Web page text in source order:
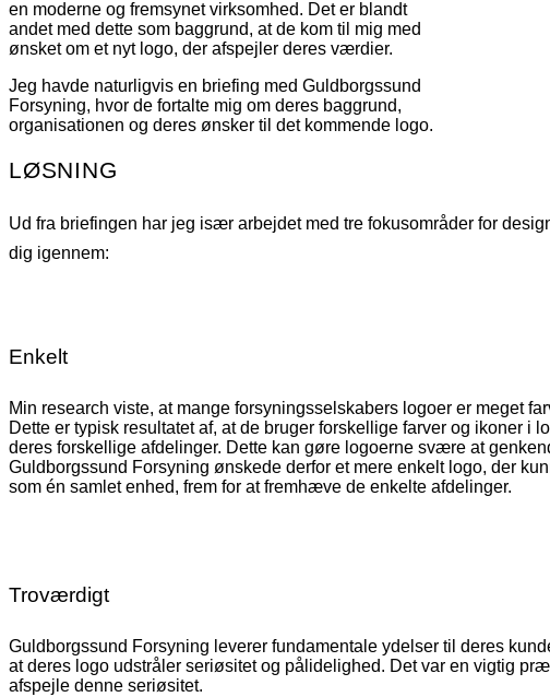
en moderne og fremsynet virksomhed. Det er blandt
andet med dette som baggrund, at de kom til mig med
ønsket om et nyt logo, der afspejler deres værdier.
Jeg havde naturligvis en briefing med Guldborgssund
Forsyning, hvor de fortalte mig om deres baggrund,
organisationen og deres ønsker til det kommende logo.
LØSNING
Ud fra briefingen har jeg især arbejdet med tre fokusområder for
dig igennem:
Enkelt
Min research viste, at mange forsyningsselskabers logoer er meget
Dette er typisk resultatet af, at de bruger forskellige farver og ikoner i
deres forskellige afdelinger. Dette kan gøre logoerne svære at
Guldborgssund Forsyning ønskede derfor et mere enkelt logo, der
som én samlet enhed, frem for at fremhæve de enkelte afdelinger.
Troværdigt
Guldborgssund Forsyning leverer fundamentale ydelser til deres
at deres logo udstråler seriøsitet og pålidelighed. Det var en vigtig
afspejle denne seriøsitet.